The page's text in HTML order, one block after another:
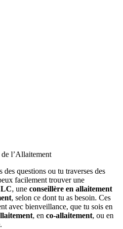
l’Allaitement
des questions ou tu traverses des
facilement trouver une
, une conseillère en allaitement
, selon ce dont tu as besoin. Ces
avec bienveillance, que tu sois en
, en co-allaitement, ou en
.